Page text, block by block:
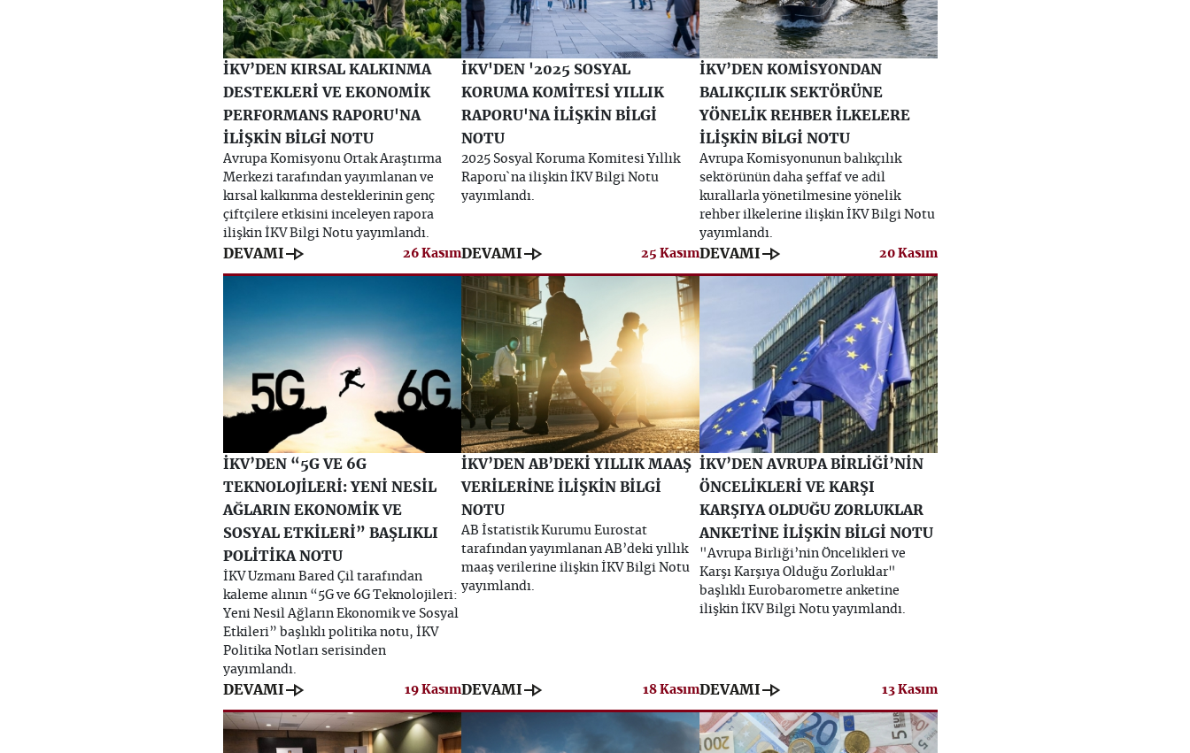
İKV’DEN KIRSAL KALKINMA
DESTEKLERİ VE EKONOMİK
PERFORMANS RAPORU'NA
İLİŞKİN BİLGİ NOTU
Avrupa Komisyonu Ortak Araştırma
Merkezi tarafından yayımlanan ve
kırsal kalkınma desteklerinin genç
çiftçilere etkisini inceleyen rapora
ilişkin İKV Bilgi Notu yayımlandı.
DEVAMI line_end_arrow 26 Kasım
İKV'DEN '2025 SOSYAL
KORUMA KOMİTESİ YILLIK
RAPORU'NA İLİŞKİN BİLGİ
NOTU
2025 Sosyal Koruma Komitesi Yıllık
Raporu`na ilişkin İKV Bilgi Notu
yayımlandı.
DEVAMI line_end_arrow 25 Kasım
İKV’DEN KOMİSYONDAN
BALIKÇILIK SEKTÖRÜNE
YÖNELİK REHBER İLKELERE
İLİŞKİN BİLGİ NOTU
Avrupa Komisyonunun balıkçılık
sektörünün daha şeffaf ve adil
kurallarla yönetilmesine yönelik
rehber ilkelerine ilişkin İKV Bilgi Notu
yayımlandı.
DEVAMI line_end_arrow 20 Kasım
İKV’DEN “5G VE 6G
TEKNOLOJİLERİ: YENİ NESİL
AĞLARIN EKONOMİK VE
SOSYAL ETKİLERİ” BAŞLIKLI
POLİTİKA NOTU
İKV Uzmanı Bared Çil tarafından
kaleme alının “5G ve 6G Teknolojileri:
Yeni Nesil Ağların Ekonomik ve Sosyal
Etkileri” başlıklı politika notu, İKV
Politika Notları serisinden
yayımlandı.
DEVAMI line_end_arrow 19 Kasım
İKV’DEN AB’DEKİ YILLIK MAAŞ
VERİLERİNE İLİŞKİN BİLGİ
NOTU
AB İstatistik Kurumu Eurostat
tarafından yayımlanan AB’deki yıllık
maaş verilerine ilişkin İKV Bilgi Notu
yayımlandı.
DEVAMI line_end_arrow 18 Kasım
İKV’DEN AVRUPA BİRLİĞİ’NİN
ÖNCELİKLERİ VE KARŞI
KARŞIYA OLDUĞU ZORLUKLAR
ANKETİNE İLİŞKİN BİLGİ NOTU
"Avrupa Birliği’nin Öncelikleri ve
Karşı Karşıya Olduğu Zorluklar"
başlıklı Eurobarometre anketine
ilişkin İKV Bilgi Notu yayımlandı.
DEVAMI line_end_arrow 13 Kasım